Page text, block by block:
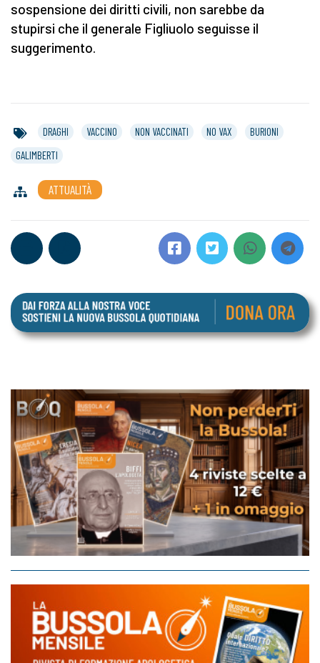
sospensione dei diritti civili, non sarebbe da
stupirsi che il generale Figliuolo seguisse il
suggerimento.
DRAGHI VACCINO NON VACCINATI NO VAX
BURIONI
GALIMBERTI
ATTUALITÀ